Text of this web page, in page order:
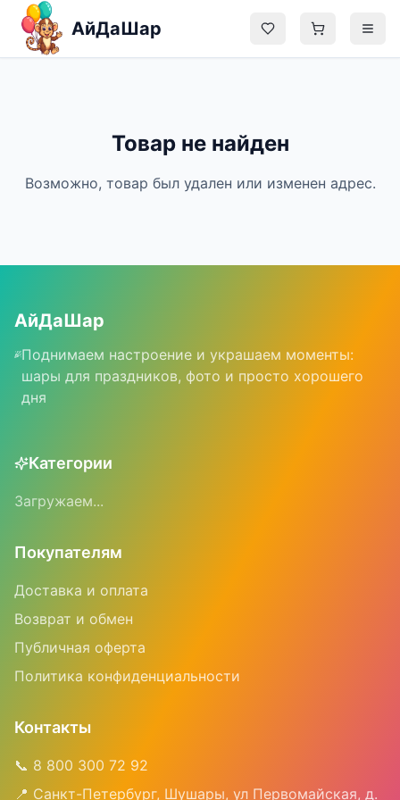
Перейти к содержимому
АйДаШар
О нас
Контакты
Админ
Товар не найден
Возможно, товар был удален или изменен адрес.
АйДаШар
Поднимаем настроение и украшаем моменты:
шары для праздников, фото и просто хорошего
дня
Категории
Загружаем...
Покупателям
Доставка и оплата
Возврат и обмен
Публичная оферта
Политика конфиденциальности
Контакты
📞 8 800 300 72 92
📍 Санкт-Петербург, Шушары, ул Первомайская, д.